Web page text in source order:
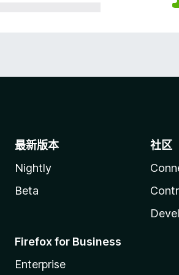
最新版本
Nightly
Beta
Firefox for Business
Enterprise
社区